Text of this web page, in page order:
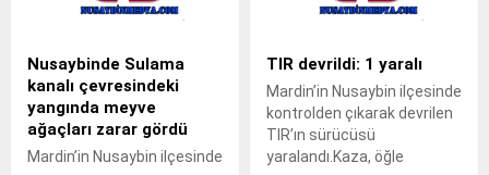
MHRS (Merkezi Hekim
üzerinden randevu alarak
muayene olabilecek. Tap
Simulator Codes
meydana geldi.Akrabalarını
çocuk, pencerenin demir
korkulukları arasına kafasını
sokunca sıkışarak mahsur
kaldı. Çocuğun ağlama
sesini duyan yakınları
yardıma koştu. Durumu fark
Nusaybinde Sulama
kanalı çevresindeki
yangında meyve
ağaçları zarar gördü
Mardin’in Nusaybin ilçesinde
TIR devrildi: 1 yaralı
Mardin’in Nusaybin ilçesinde
kontrolden çıkarak devrilen
TIR’ın sürücüsü
yaralandı.Kaza, öğle